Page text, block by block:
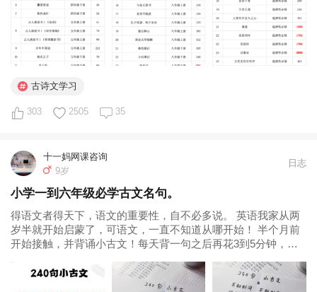
古诗文学习
303 2505 35
十一妈网课咨询
9岁
日志
小学一到六年级必学古文名句。
得语文者得天下，语文的重要性，自不必多说。 英语我家从两
岁半就开始启蒙了，可语文，一直不知道从哪开始！ 半个月前
开始接触，并背诵小古文！每天背一句之后再花3到5分钟，复
子在日积月累中打下坚实的文言文学习基础...